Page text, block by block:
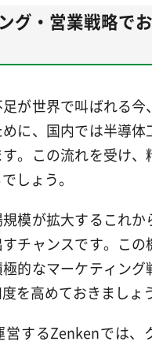
グ・営業戦略で
が世界で叫ばれる今
に、国内では半導体
。この流れを受け、
しょう。
模が拡大するこれか
チャンスです。この
的なマーケティング
を高めておきましょ
営するZenkenでは、